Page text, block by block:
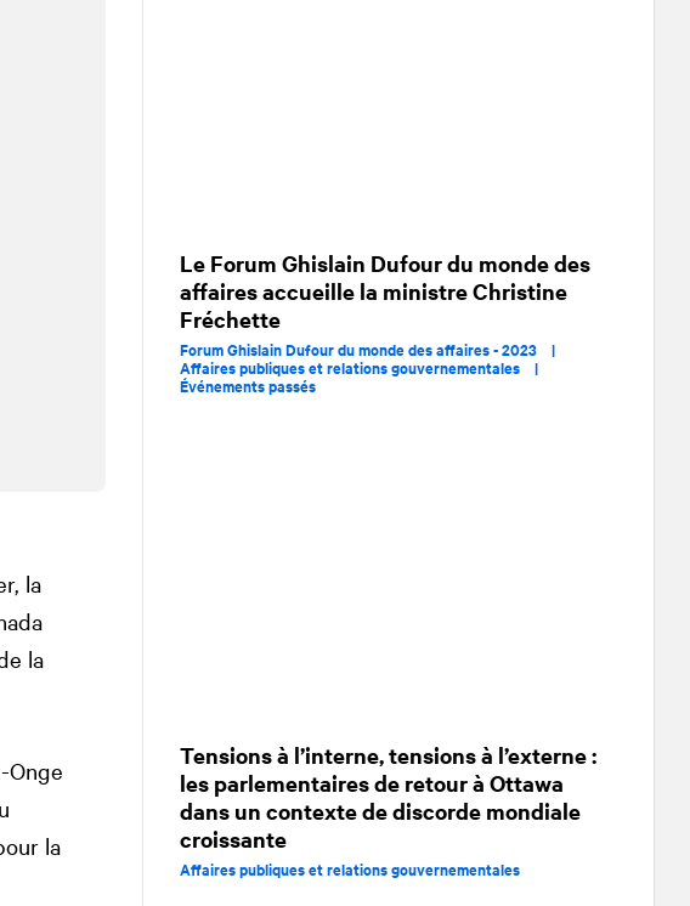
la
la
Onge
la
Le Forum Ghislain Dufour du monde des
affaires accueille la ministre Christine
Fréchette
Forum Ghislain Dufour du monde des affaires - 2023 |
Affaires publiques et relations gouvernementales |
Événements passés
Tensions à l’interne, tensions à l’externe :
les parlementaires de retour à Ottawa
dans un contexte de discorde mondiale
croissante
Affaires publiques et relations gouvernementales